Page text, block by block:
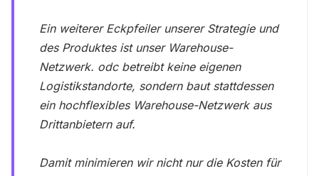
Ein weiterer Eckpfeiler unserer Strategie und
des Produktes ist unser Warehouse-
Netzwerk. odc betreibt keine eigenen
Logistikstandorte, sondern baut stattdessen
ein hochflexibles Warehouse-Netzwerk aus
Drittanbietern auf.
Damit minimieren wir nicht nur die Kosten für